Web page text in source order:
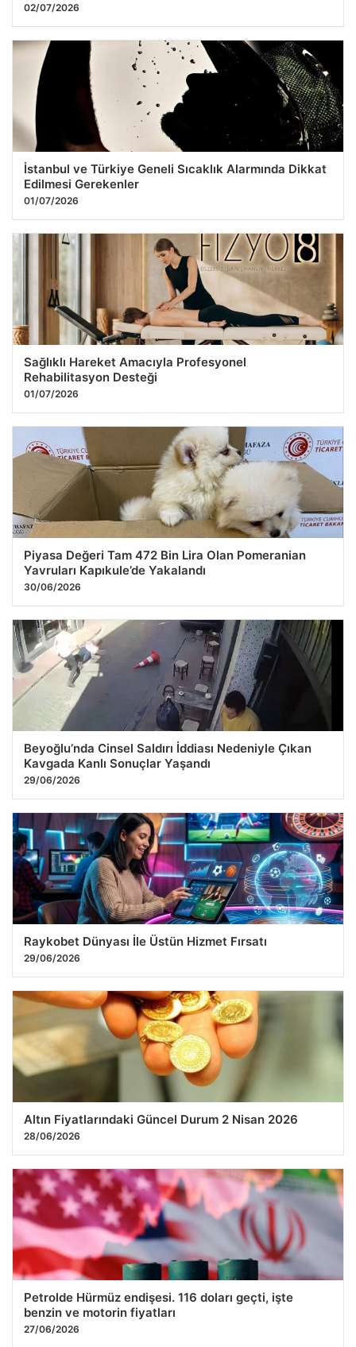
02/07/2026
İstanbul ve Türkiye Geneli Sıcaklık Alarmında Dikkat
Edilmesi Gerekenler
01/07/2026
Sağlıklı Hareket Amacıyla Profesyonel
Rehabilitasyon Desteği
01/07/2026
Piyasa Değeri Tam 472 Bin Lira Olan Pomeranian
Yavruları Kapıkule’de Yakalandı
30/06/2026
Beyoğlu’nda Cinsel Saldırı İddiası Nedeniyle Çıkan
Kavgada Kanlı Sonuçlar Yaşandı
29/06/2026
Raykobet Dünyası İle Üstün Hizmet Fırsatı
29/06/2026
Altın Fiyatlarındaki Güncel Durum 2 Nisan 2026
28/06/2026
Petrolde Hürmüz endişesi. 116 doları geçti, işte
benzin ve motorin fiyatları
27/06/2026